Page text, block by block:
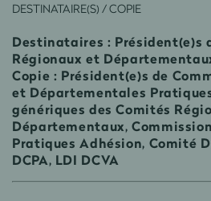
DESTINATAIRE(S) / COPIE
Destinataires : Président(e)s
Régionaux et
Copie : Président(e)s de
et Départementales
génériques des Comités
Départementaux,
Pratiques Adhésion, Comité
DCPA, LDI DCVA